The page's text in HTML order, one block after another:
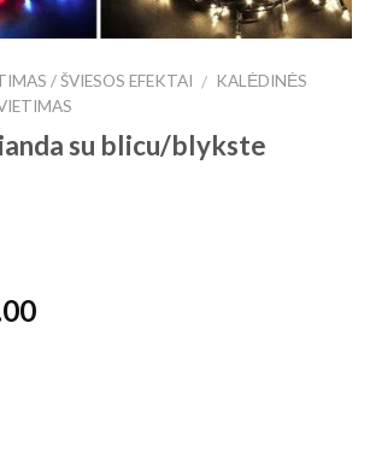
/ ŠVIESOS EFEKTAI / KALĖDINĖS
su blicu/blykste